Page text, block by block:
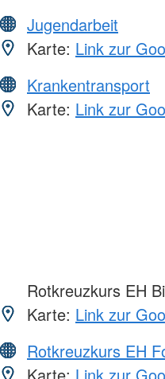
Jugendarbeit
Karte: Link zur
Krankentransport
Karte: Link zur
Rotkreuzkurs EH
Karte: Link zur
Rotkreuzkurs EH